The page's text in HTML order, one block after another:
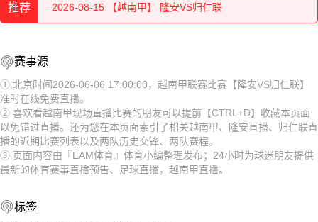
推荐 2026-08-15 【越南甲】 隆安VS归仁联
2026-08-15 【越南甲】 隆安VS归仁联
2026-08-15 【越南甲】 隆安VS归仁联
2026-08-15 【越南甲】 隆安VS归仁联
2026-08-15 【越南甲】 隆安VS归仁联
2026-08-15 【越南甲】 隆安VS归仁联
2026-08-15 【越南甲】 隆安VS归仁联
赛事源
①.北京时间2026-06-06 17:00:00，越南甲联赛比赛【隆安VS归仁联】
准时在线免费直播。
②.喜欢看越南甲现场直播比赛的朋友可以提前【CTRL+D】收藏本页面
以免错过直播。还为您在本页面索引了相关越南甲、隆安直播、归仁联直
播的近期比赛列表以及两队历史交锋、两队赛程。
③.页面内容由『EAM体育』体育小编整理发布；24小时为球迷朋友提供
最新的体育赛事直播预告、足球直播，越南甲直播。
标签